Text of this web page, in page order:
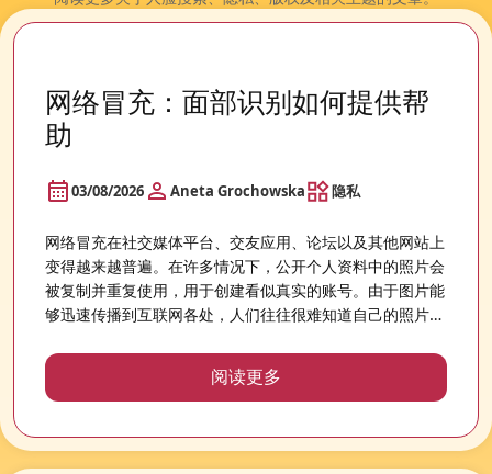
网络冒充：面部识别如何提供帮
助
03/08/2026 Aneta Grochowska 隐私
网络冒充在社交媒体平台、交友应用、论坛以及其他网站上
变得越来越普遍。在许多情况下，公开个人资料中的照片会
被复制并重复使用，用于创建看似真实的账号。由于图片能
够迅速传播到互联网各处，人们往往很难知道自己的照片可
阅读更多